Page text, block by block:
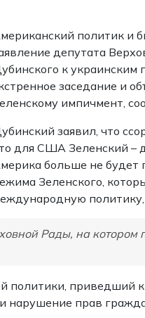
политик и
депутата
к украинским
заседание и
импичмент,
заявил, что
для США Зеленский –
больше не будет
Зеленского,
политику,
Рады, на
политики, приведший
прав